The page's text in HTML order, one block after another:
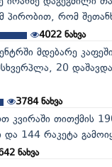
პირობით, რომ
4022ნახვა
მდებარე
20
3784ნახვა
კვირაში თითქმის
და 144 რაკეტა
ნახვა